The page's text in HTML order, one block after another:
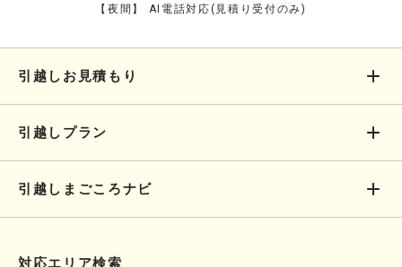
【夜間】 AI電話対応(見積り受付のみ)
引越しお見積もり
引越しプラン
引越しまごころナビ
対応エリア検索